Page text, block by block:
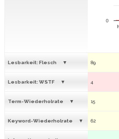
0
Lesbarkeit: Flesch 89
Lesbarkeit: WSTF 4
Term-Wiederholrate 15
Keyword-Wiederholrate 62